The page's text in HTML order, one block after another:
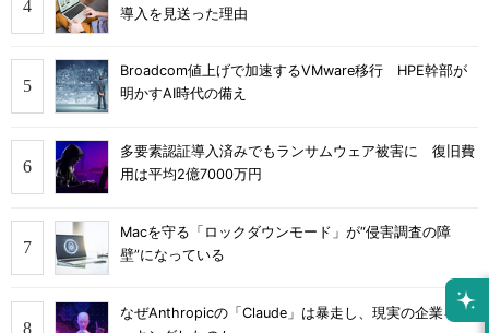
導入を見送った理由
Broadcom値上げで加速するVMware移行 HPE幹部が
明かすAI時代の備え
多要素認証導入済みでもランサムウェア被害に 復旧費
用は平均2億7000万円
Macを守る「ロックダウンモード」が“侵害調査の障
壁”になっている
なぜAnthropicの「Claude」は暴走し、現実の企業をハ